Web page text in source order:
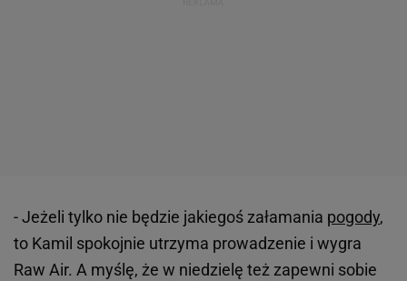
- Jeżeli tylko nie będzie jakiegoś załamania pogody,
to Kamil spokojnie utrzyma prowadzenie i wygra
Raw Air. A myślę, że w niedzielę też zapewni sobie